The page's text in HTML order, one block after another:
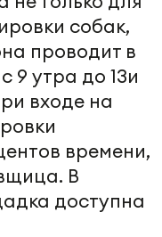
собак,
проводит в
9 утра до 13и
входе на
времени,
В
доступна